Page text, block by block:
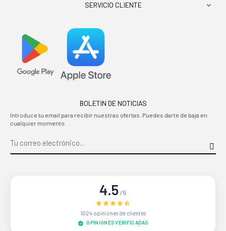
SERVICIO CLIENTE 
BOLETIN DE NOTICIAS
Introduce tu email para recibir nuestras ofertas. Puedes darte de baja en
cualquier momento.
4.5/5
1024 opiniones de clientes
OPINIONES VERIFICADAS